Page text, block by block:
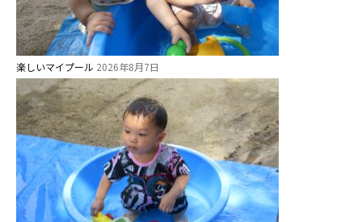
楽しいマイプール 2026年8月7日
年間⾏事
預かり保育［ヒラソル ]
美⽊多チコス
美⽊多チコスについて
美⽊多チコスブログ
未就園児クラス